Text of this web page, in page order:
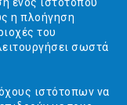
η πλοήγηση
του
σωστά
ιστότοπων να